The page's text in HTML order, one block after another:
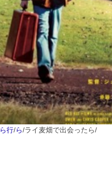
ら行/ら/ライ麦畑で出会ったら/